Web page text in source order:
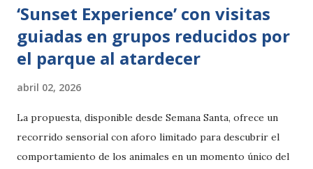
‘Sunset Experience’ con visitas
guiadas en grupos reducidos por
el parque al atardecer
abril 02, 2026
La propuesta, disponible desde Semana Santa, ofrece un
recorrido sensorial con aforo limitado para descubrir el
comportamiento de los animales en un momento único del